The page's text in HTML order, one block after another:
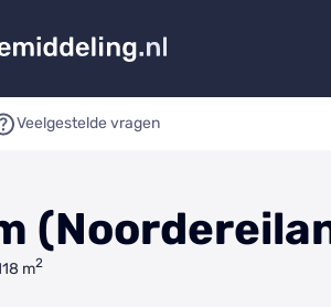
Veelgestelde vragen
m2